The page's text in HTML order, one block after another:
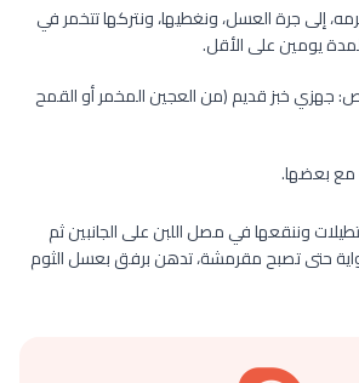
إلى جرة العسل، ونغطيها، ونتركها تتخمر في
يومين على الأقل.
جهزي خبز قديم (من العجين المخمر أو القمح
مع بعضها.
وننقعها في مصل اللبن على الجانبين ثم
حتى تصبح مقرمشة، تدهن برفق بعسل الثوم